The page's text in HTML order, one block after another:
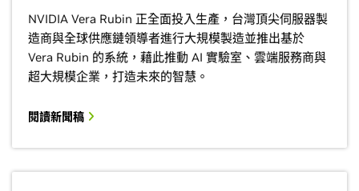
NVIDIA Vera Rubin 正全面投入生產，台灣頂尖伺服器製
造商與全球供應鏈領導者進行大規模製造並推出基於
Vera Rubin 的系統，藉此推動 AI 實驗室、雲端服務商與
超大規模企業，打造未來的智慧。
閱讀新聞稿